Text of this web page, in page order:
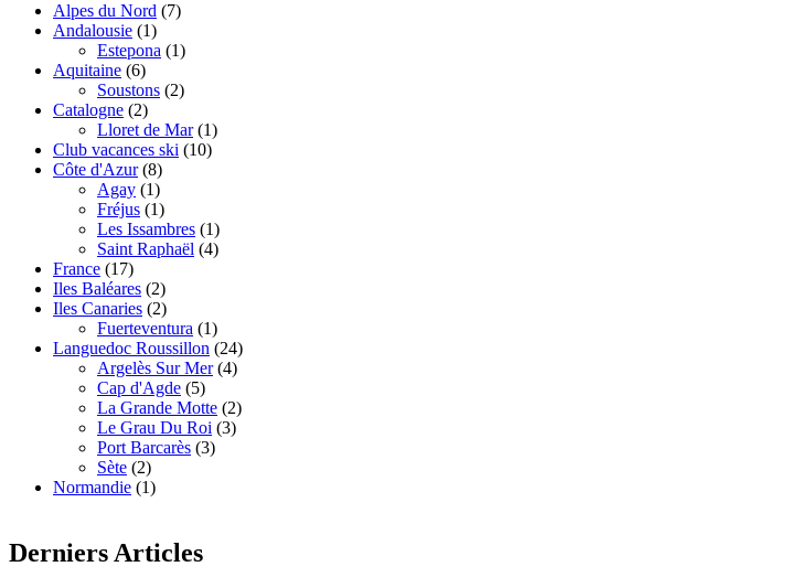
Alpes du Nord (7)
Andalousie (1)
Estepona (1)
Aquitaine (6)
Soustons (2)
Catalogne (2)
Lloret de Mar(1)
Club vacances ski (10)
Côte d'Azur(8)
Agay (1)
Fréjus (1)
Les Issambres (1)
Saint Raphaël (4)
France (17)
Iles Baléares (2)
Iles Canaries (2)
Fuerteventura (1)
Languedoc Roussillon (24)
Argelès Sur Mer(4)
Cap d'Agde (5)
La Grande Motte (2)
Le Grau Du Roi (3)
Port Barcarès (3)
Sète (2)
Normandie (1)
Derniers Articles